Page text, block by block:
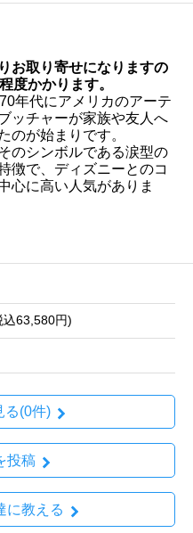
お取り寄せになりますの
度かかります。
年代にアメリカのアーテ
ッチャーが家族や友人へ
のが始まりです。
のシンボルである涙型の
徴で、ディズニーとのコ
心に高い人気がありま
63,580円)
る(0件)
投稿
に教える